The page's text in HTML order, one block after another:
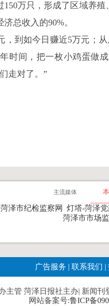
万只，形成了区域养
总收入的90%。
，到如今日赚近5万元；
时间，把一枚小鸡蛋做
走对了。”
主流媒体
菏泽市纪检监察网 灯塔-菏泽
菏泽市市场
广告服务 | 联系我们 |
主管 菏泽日报社主办| 新闻刊
网站备案号:鲁ICP备